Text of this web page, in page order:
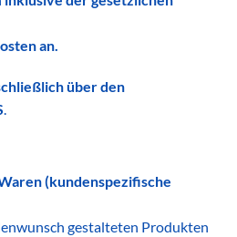
an.
über den
.
(kundenspezifische
gestalteten Produkten